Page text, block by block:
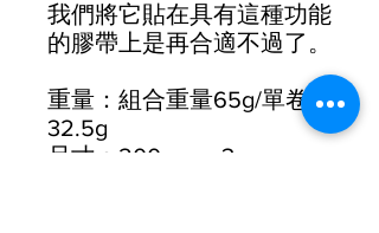
我們將它貼在具有這種功能
的膠帶上是再合適不過了。
重量：組合重量65g/單卷
32.5g
尺寸：200 cm x 3 cm